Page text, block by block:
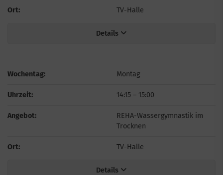
Ort: TV-Halle
Details
Wochentag: Montag
Uhrzeit: 14:15 – 15:00
Angebot:
REHA-Wassergymnastik im
Trocknen
Ort: TV-Halle
Details